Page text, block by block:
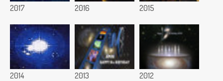
2017 2016 2015
2014 2013 2012